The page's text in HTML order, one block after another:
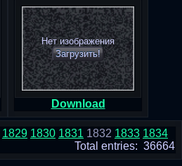
Нет изображения
Загрузить!
Download
1829 1830 1831 1832 1833 1834
Total entries: 36664